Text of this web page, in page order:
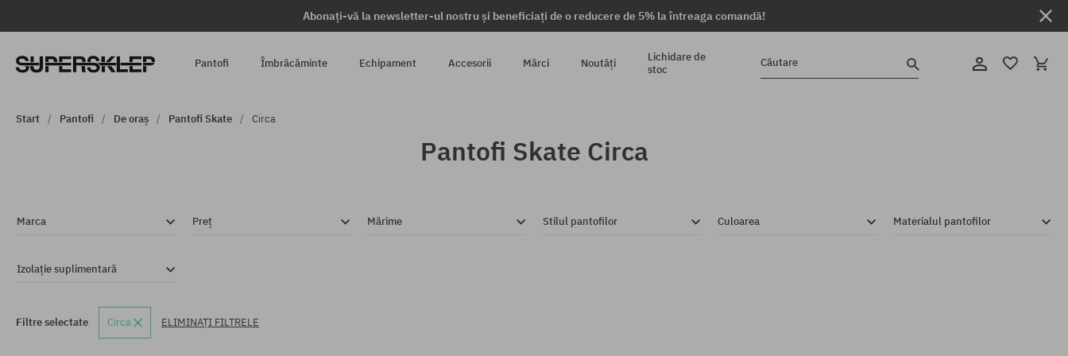
Abonați-vă la newsletter-ul nostru și beneficiați de o reducere de 5% la întreaga comandă!
Pantofi Îmbrăcăminte Echipament Accesorii Mărci Noutăți
Lichidare de
stoc
Căutare
Start Pantofi De oraș Pantofi Skate Circa
Pantofi Skate Circa
Marca Preț Mărime Stilul pantofilor Culoarea Materialul pantofilor
Izolație suplimentară
Filtre selectate Circa ELIMINAȚI FILTRELE